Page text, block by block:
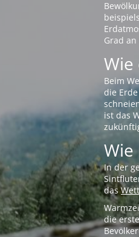
Grad
Beim
die
ist das
Wie
In der
das
die